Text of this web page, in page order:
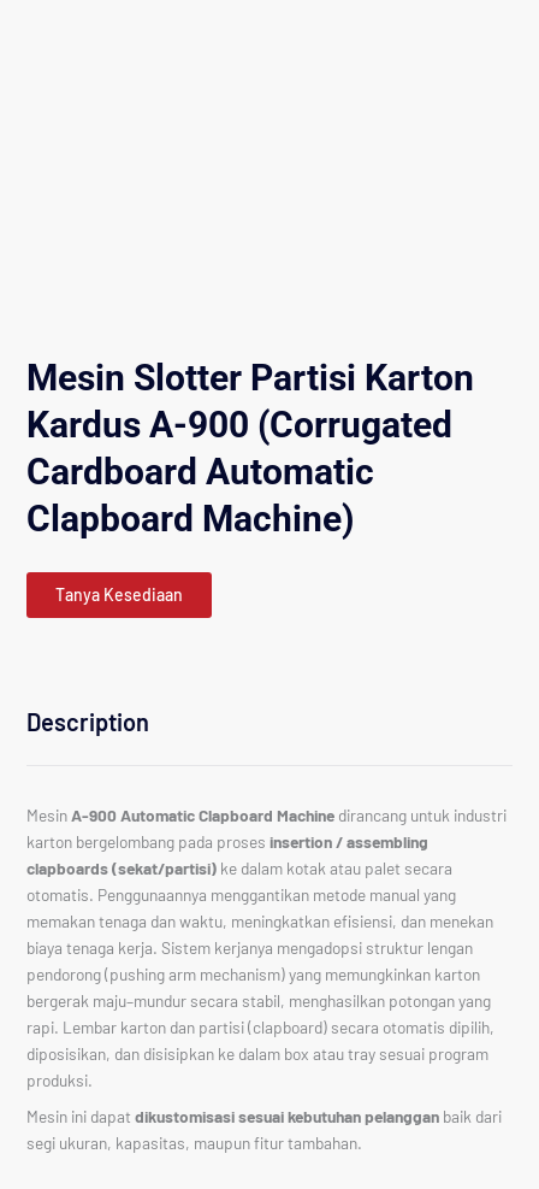
Mesin Slotter Partisi Karton
Kardus A-900 (Corrugated
Cardboard Automatic
Clapboard Machine)
Tanya Kesediaan
Description
Mesin A-900 Automatic Clapboard Machine dirancang untuk industri
karton bergelombang pada prosesinsertion / assembling
clapboards (sekat/partisi) ke dalam kotak atau palet secara
otomatis. Penggunaannya menggantikan metode manual yang
memakan tenaga dan waktu, meningkatkan efisiensi, dan menekan
biaya tenaga kerja. Sistem kerjanya mengadopsi struktur lengan
pendorong (pushing arm mechanism) yang memungkinkan karton
bergerak maju–mundur secara stabil, menghasilkan potongan yang
rapi. Lembar karton dan partisi (clapboard) secara otomatis dipilih,
diposisikan, dan disisipkan ke dalam box atau tray sesuai program
produksi.
Mesin ini dapatdikustomisasi sesuai kebutuhan pelanggan baik dari
segi ukuran, kapasitas, maupun fitur tambahan.